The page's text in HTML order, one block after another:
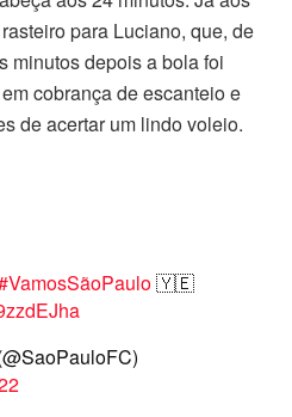
para Luciano, que, de
minutos depois a bola foi
cobrança de escanteio e
de acertar um lindo voleio.
🇾🇪